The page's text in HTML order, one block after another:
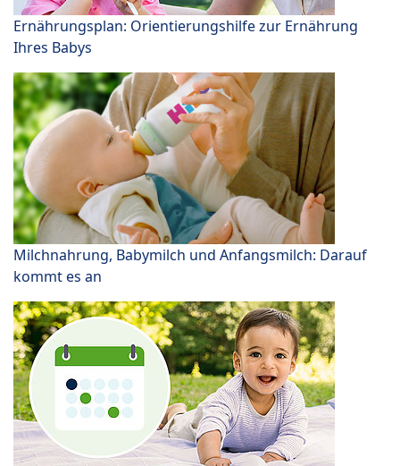
Ernährungsplan: Orientierungshilfe zur Ernährung
Ihres Babys
Milchnahrung, Babymilch und Anfangsmilch: Darauf
kommt es an